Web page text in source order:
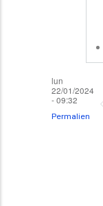
lun
22/01/2024
- 09:32
Permalien